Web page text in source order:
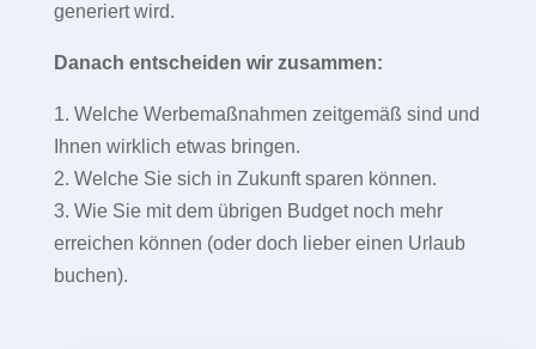
generiert wird.
Danach entscheiden wir zusammen:
1. Welche Werbemaßnahmen zeitgemäß sind und
Ihnen wirklich etwas bringen.
2. Welche Sie sich in Zukunft sparen können.
3. Wie Sie mit dem übrigen Budget noch mehr
erreichen können (oder doch lieber einen Urlaub
buchen).